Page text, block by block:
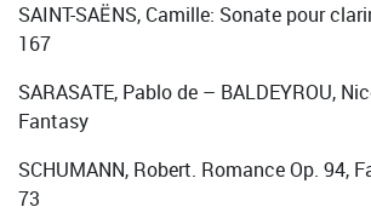
SAINT-SAËNS, Camille: Sonate pour
167
SARASATE, Pablo de – BALDEYROU,
Fantasy
SCHUMANN, Robert. Romance Op. 94,
73